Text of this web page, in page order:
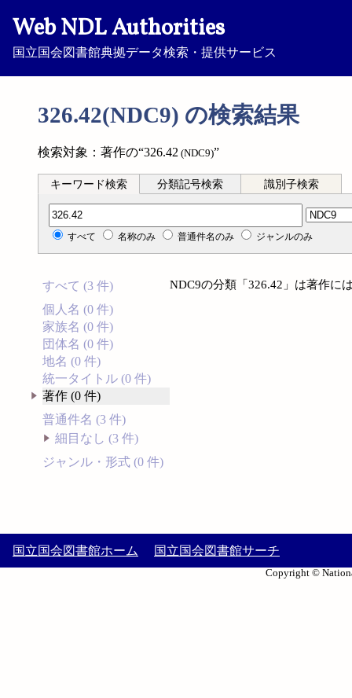
Web NDL Authorities
国立国会図書館典拠データ検索・提供サービス
326.42(NDC9) の検索結果
検索対象：著作の“326.42 (NDC9)”
キーワード検索 分類記号検索 識別子検索
分類記号検索
すべて 名称のみ 普通件名のみ ジャンルのみ
すべて (3 件)
個人名 (0 件)
家族名 (0 件)
団体名 (0 件)
地名 (0 件)
統一タイトル (0 件)
著作 (0 件)
普通件名 (3 件)
細目なし (3 件)
ジャンル・形式 (0 件)
NDC9の分類「326.42」は著作に
国立国会図書館ホーム 国立国会図書館サーチ
Copyright ©